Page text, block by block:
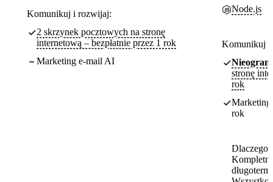
Komunikuj i rozwijaj:
2 skrzynek pocztowych na stronę
internetową – bezpłatnie przez 1 rok
Marketing e-mail AI
Node.js
Komunikuj i
stronę
rok
Marketing
rok
Dlaczego